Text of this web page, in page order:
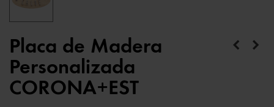
Placa de Madera
Personalizada
CORONA+EST